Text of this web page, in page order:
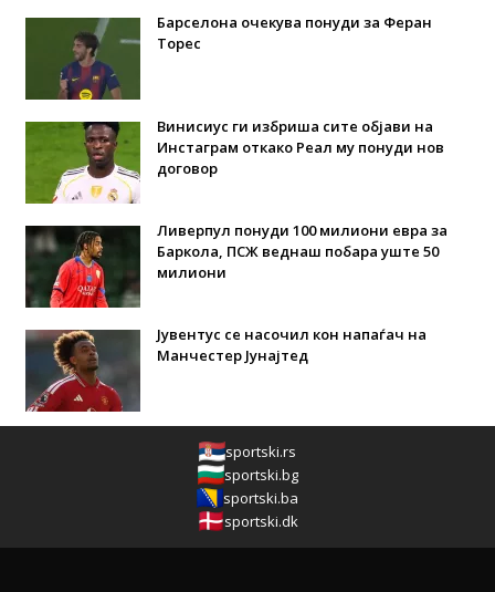
Барселона очекува понуди за Феран
Торес
Винисиус ги избриша сите објави на
Инстаграм откако Реал му понуди нов
договор
Ливерпул понуди 100 милиони евра за
Баркола, ПСЖ веднаш побара уште 50
милиони
Јувентус се насочил кон напаѓач на
Манчестер Јунајтед
sportski.rs
sportski.bg
sportski.ba
sportski.dk